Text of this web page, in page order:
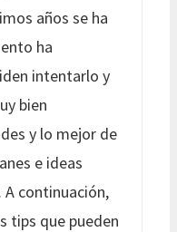
años se ha
ha
intentarlo y
bien
y lo mejor de
e ideas
continuación,
tips que pueden